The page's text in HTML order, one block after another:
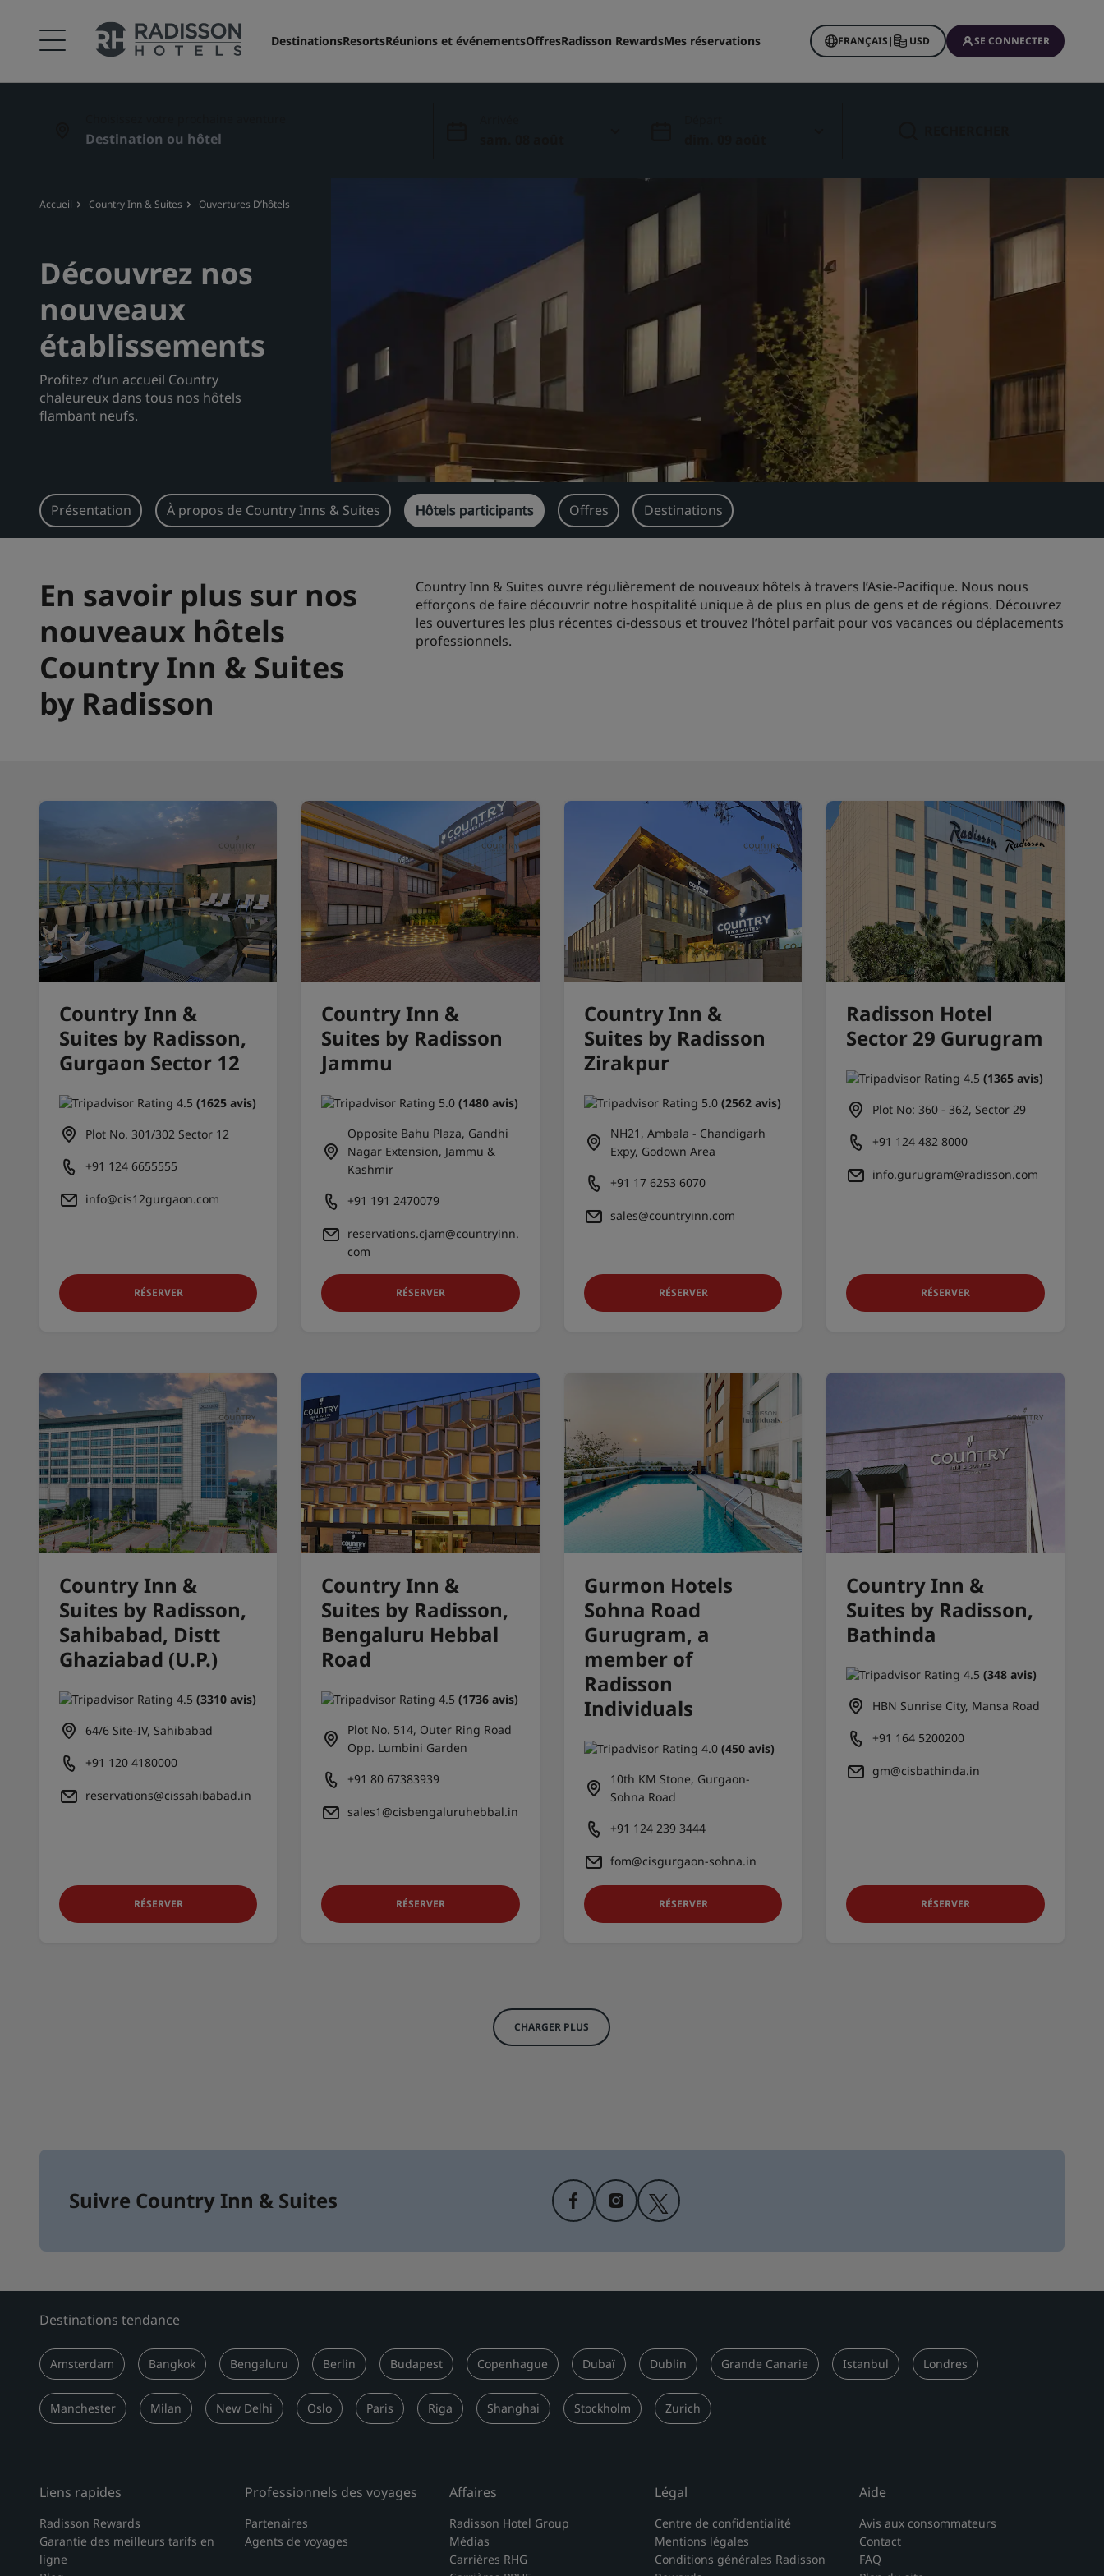
DestinationsResortsRéunions et événementsOffresRadisson RewardsMes réservations FRANÇAIS| USD SE CONNECTER
Accueil Country Inn & Suites Ouvertures D’hôtels Country Inn & Suites
Découvrez nos
nouveaux
établissements
Profitez d’un accueil Country
chaleureux dans tous nos hôtels
flambant neufs.
Présentation À propos de Country Inns & Suites Hôtels participants Offres Destinations
En savoir plus sur nos
nouveaux hôtels
Country Inn & Suites
by Radisson
Country Inn & Suites ouvre régulièrement de nouveaux hôtels à travers l’Asie-Pacifique. Nous nous
efforçons de faire découvrir notre hospitalité unique à de plus en plus de gens et de régions. Découvrez
les ouvertures les plus récentes ci-dessous et trouvez l’hôtel parfait pour vos vacances ou déplacements
professionnels.
Country Inn &
Suites by Radisson,
Gurgaon Sector 12
(1625 avis)
Plot No. 301/302 Sector 12
+91 124 6655555
info@cis12gurgaon.com
RÉSERVER
Country Inn &
Suites by Radisson
Jammu
(1480 avis)
Opposite Bahu Plaza, Gandhi
Nagar Extension, Jammu &
Kashmir
+91 191 2470079
reservations.cjam@countryinn.
com
RÉSERVER
Country Inn &
Suites by Radisson
Zirakpur
(2562 avis)
NH21, Ambala - Chandigarh
Expy, Godown Area
+91 17 6253 6070
sales@countryinn.com
RÉSERVER
Radisson Hotel
Sector 29 Gurugram
(1365 avis)
Plot No: 360 - 362, Sector 29
+91 124 482 8000
info.gurugram@radisson.com
RÉSERVER
Country Inn &
Suites by Radisson,
Sahibabad, Distt
Ghaziabad (U.P.)
(3310 avis)
64/6 Site-IV, Sahibabad
+91 120 4180000
reservations@cissahibabad.in
RÉSERVER
Country Inn &
Suites by Radisson,
Bengaluru Hebbal
Road
(1736 avis)
Plot No. 514, Outer Ring Road
Opp. Lumbini Garden
+91 80 67383939
sales1@cisbengaluruhebbal.in
RÉSERVER
Gurmon Hotels
Sohna Road
Gurugram, a
member of
Radisson
Individuals
(450 avis)
10th KM Stone, Gurgaon-
Sohna Road
+91 124 239 3444
fom@cisgurgaon-sohna.in
RÉSERVER
Country Inn &
Suites by Radisson,
Bathinda
(348 avis)
HBN Sunrise City, Mansa Road
+91 164 5200200
gm@cisbathinda.in
RÉSERVER
CHARGER PLUS
Suivre Country Inn & Suites
Destinations tendance
Amsterdam Bangkok Bengaluru Berlin Budapest Copenhague Dubaï Dublin Grande Canarie Istanbul Londres
Manchester Milan New Delhi Oslo Paris Riga Shanghai Stockholm Zurich
Liens rapides
Radisson Rewards
Garantie des meilleurs tarifs en
ligne
Professionnels des voyages
Partenaires
Agents de voyages
Affaires
Radisson Hotel Group
Médias
Carrières RHG
Légal
Centre de confidentialité
Mentions légales
Conditions générales Radisson
Aide
Avis aux consommateurs
Contact
FAQ